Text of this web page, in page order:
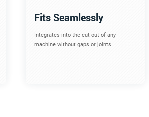
Fits Seamlessly
Integrates into the cut-out of any
machine without gaps or joints.